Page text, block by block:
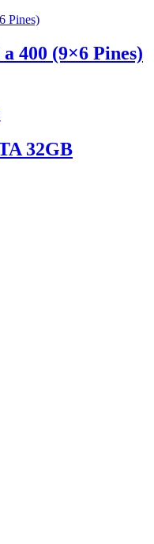
400 (9×6 Pines)
32GB